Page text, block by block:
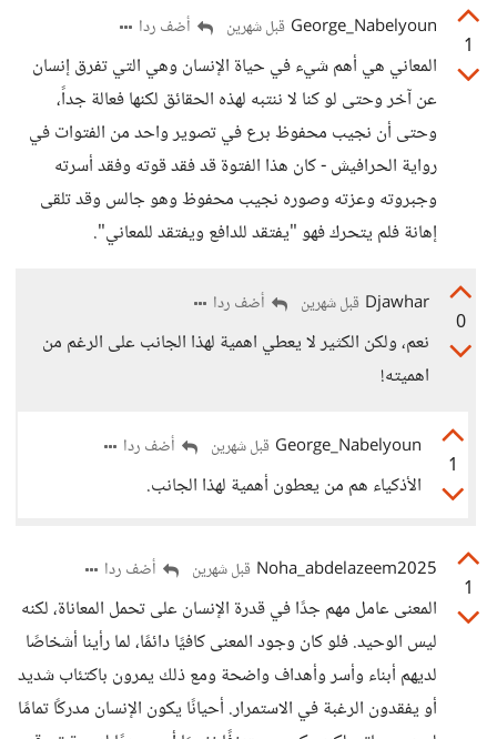
1
George_Nabelyoun قبل شهرين أضف ردا
المعاني هي أهم شيء في حياة الإنسان وهي التي تفرق إنسان
عن آخر وحتى لو كنا لا ننتبه لهذه الحقائق لكنها فعالة جداً،
وحتى أن نجيب محفوظ برع في تصوير واحد من الفتوات في
رواية الحرافيش - كان هذا الفتوة قد فقد قوته وفقد أسرته
وجبروته وعزته وصوره نجيب محفوظ وهو جالس وقد تلقى
إهانة فلم يتحرك فهو "يفتقد للدافع ويفتقد للمعاني".
0
Djawhar قبل شهرين أضف ردا
نعم، ولكن الكثير لا يعطي اهمية لهذا الجانب على الرغم من
اهميته!
1
George_Nabelyoun قبل شهرين أضف ردا
الأذكياء هم من يعطون أهمية لهذا الجانب.
1
Noha_abdelazeem2025 قبل شهرين أضف ردا
المعنى عامل مهم جدًا في قدرة الإنسان على تحمل المعاناة، لكنه
ليس الوحيد. فلو كان وجود المعنى كافيًا دائمًا، لما رأينا أشخاصًا
لديهم أبناء وأسر وأهداف واضحة ومع ذلك يمرون باكتئاب شديد
أو يفقدون الرغبة في الاستمرار. أحيانًا يكون الإنسان مدركًا تمامًا